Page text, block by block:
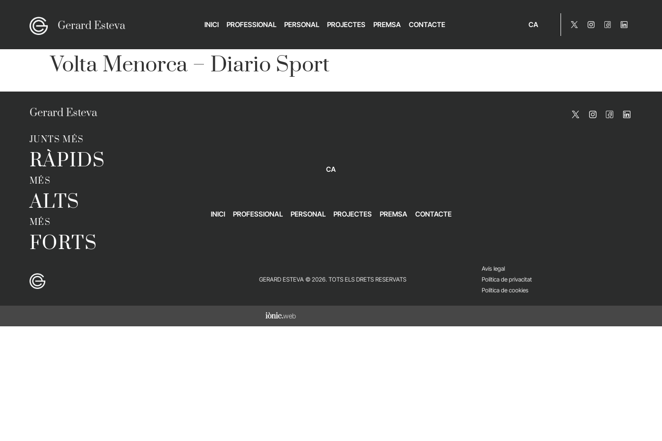
Gerard Esteva INICI PROFESSIONAL PERSONAL PROJECTES PREMSA CONTACTE CA
Volta Menorca – Diario Sport
Gerard Esteva
JUNTS MÉS
RÀPIDS
MÉS
ALTS
MÉS
FORTS
CA
INICI PROFESSIONAL PERSONAL PROJECTES PREMSA CONTACTE
GERARD ESTEVA © 2026. TOTS ELS DRETS RESERVATS
Avís legal
Política de privacitat
Política de cookies
iònic.web